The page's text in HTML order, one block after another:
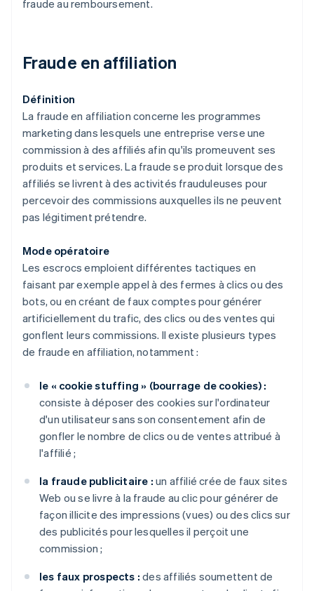
fraude au remboursement.
Fraude en affiliation
Définition
La fraude en affiliation concerne les programmes
marketing dans lesquels une entreprise verse une
commission à des affiliés afin qu'ils promeuvent ses
produits et services. La fraude se produit lorsque des
affiliés se livrent à des activités frauduleuses pour
percevoir des commissions auxquelles ils ne peuvent
pas légitiment prétendre.
Mode opératoire
Les escrocs emploient différentes tactiques en
faisant par exemple appel à des fermes à clics ou des
bots, ou en créant de faux comptes pour générer
artificiellement du trafic, des clics ou des ventes qui
gonflent leurs commissions. Il existe plusieurs types
de fraude en affiliation, notamment :
le « cookie stuffing » (bourrage de cookies) :
consiste à déposer des cookies sur l'ordinateur
d'un utilisateur sans son consentement afin de
gonfler le nombre de clics ou de ventes attribué à
l'affilié ;
la fraude publicitaire : un affilié crée de faux sites
Web ou se livre à la fraude au clic pour générer de
façon illicite des impressions (vues) ou des clics sur
des publicités pour lesquelles il perçoit une
commission ;
les faux prospects : des affiliés soumettent de